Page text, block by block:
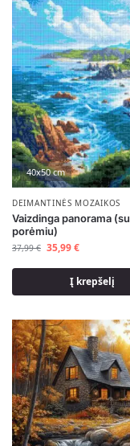
40x50 cm
DEIMANTINĖS MOZAIKOS
Vaizdinga panorama (su
porėmiu)
37,99€ 35,99€
Į krepšelį